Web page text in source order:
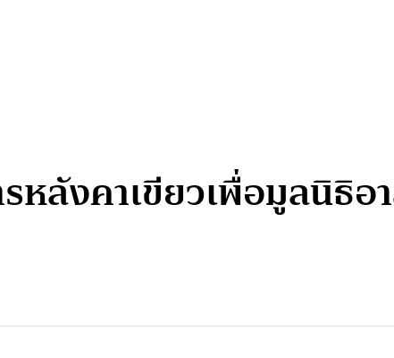
หลังคาเขียวเพื่อมูลนิธิ